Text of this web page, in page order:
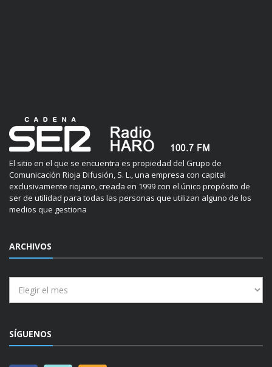
El sitio en el que se encuentra es propiedad del Grupo de
Comunicación Rioja Difusión, S. L., una empresa con capital
exclusivamente riojano, creada en 1999 con el único propósito de
ser de utilidad para todas las personas que utilizan alguno de los
medios que gestiona
ARCHIVOS
SÍGUENOS